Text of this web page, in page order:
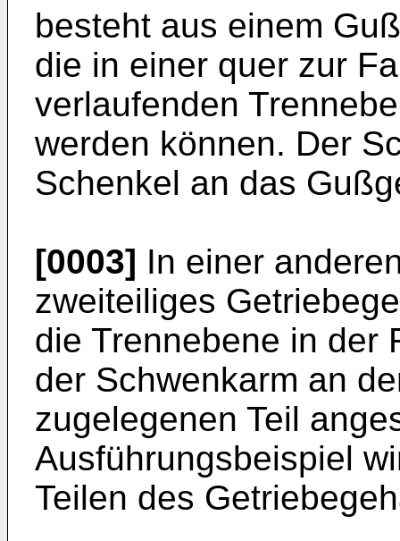
besteht aus einem
die in einer quer zur
verlaufenden
werden können. Der
Schenkel an das
[0003] In einer
zweiteiliges
die Trennebene in der
der Schwenkarm an
zugelegenen Teil
Ausführungsbeispiel
Teilen des